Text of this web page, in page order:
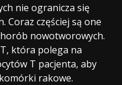
nie ogranicza się
Coraz częściej są one
nowotworowych.
która polega na
T pacjenta, aby
rakowe.